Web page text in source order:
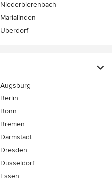
Niederbierenbach
Marialinden
Überdorf
Augsburg
Berlin
Bonn
Bremen
Darmstadt
Dresden
Düsseldorf
Essen